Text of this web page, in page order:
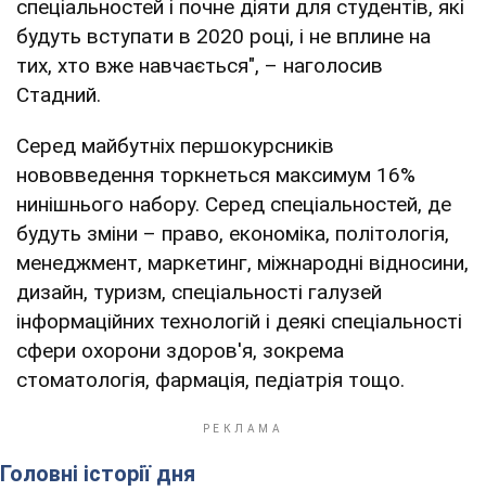
спеціальностей і почне діяти для студентів, які
будуть вступати в 2020 році, і не вплине на
тих, хто вже навчається", – наголосив
Стадний.
Серед майбутніх першокурсників
нововведення торкнеться максимум 16%
нинішнього набору. Серед спеціальностей, де
будуть зміни – право, економіка, політологія,
менеджмент, маркетинг, міжнародні відносини,
дизайн, туризм, спеціальності галузей
інформаційних технологій і деякі спеціальності
сфери охорони здоров'я, зокрема
стоматологія, фармація, педіатрія тощо.
Головні історії дня